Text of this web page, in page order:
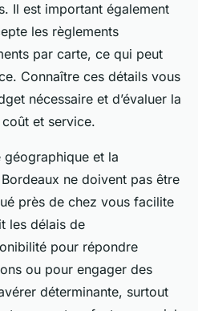
Il est important également
les règlements
par carte, ce qui peut
Connaître ces détails vous
nécessaire et d’évaluer la
et service.
et la
ne doivent pas être
près de chez vous facilite
les délais de
pour répondre
ou pour engager des
déterminante, surtout